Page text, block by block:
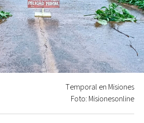
Temporal en Misiones
Foto: Misionesonline